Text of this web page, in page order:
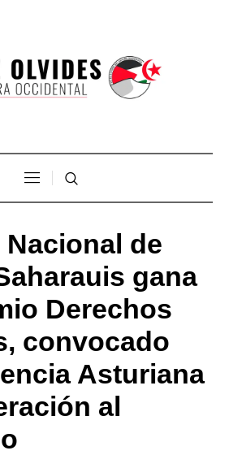
de
gana
Derechos
convocado
Asturiana
al